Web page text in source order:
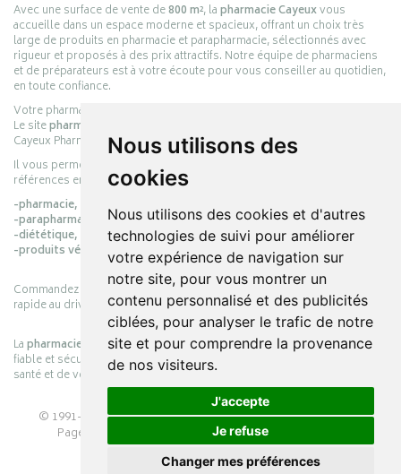
Nous utilisons des
cookies
Nous utilisons des cookies et d'autres
technologies de suivi pour améliorer
votre expérience de navigation sur
notre site, pour vous montrer un
contenu personnalisé et des publicités
ciblées, pour analyser le trafic de notre
site et pour comprendre la provenance
de nos visiteurs.
J'accepte
Je refuse
Changer mes préférences
Avec une surface de vente de800 m², lapharmacie Cayeuxvous
accueille dans un espace moderne et spacieux, offrant un choix très
large de produits en pharmacie et parapharmacie, sélectionnés avec
rigueur et proposés à des prix attractifs. Notre équipe de pharmaciens
et de préparateurs est à votre écoute pour vous conseiller au quotidien,
en toute confiance.
Votre pharmacie en ligne :
Le sitepharmacie-cayeux.fr
Cayeux Pharmabest Berck-sur-Mer – Rang-du-Fliers.
Il vous permet de réaliser vos achats en ligne parmi des milliers de
références en :
-pharmacie,
-parapharmacie,
-diététique,
-produits vétérinaires.
Commandez simplement vos produits en ligne et choisissez le retrait
rapide au drive ou la livraison à domicile, en toute simplicité.
Lapharmacie Cayeuxs’engage à vous offrir une expérience pratique,
fiable et sécurisée, en officine comme en ligne, au service de votre
santé et de votre bien-être.
© 1991-2026PHARMACIE CAYEUX– Tous droits réservés –
Page mise à jour le 03/08/2026 –Pharmacie en ligne
Apotekisto